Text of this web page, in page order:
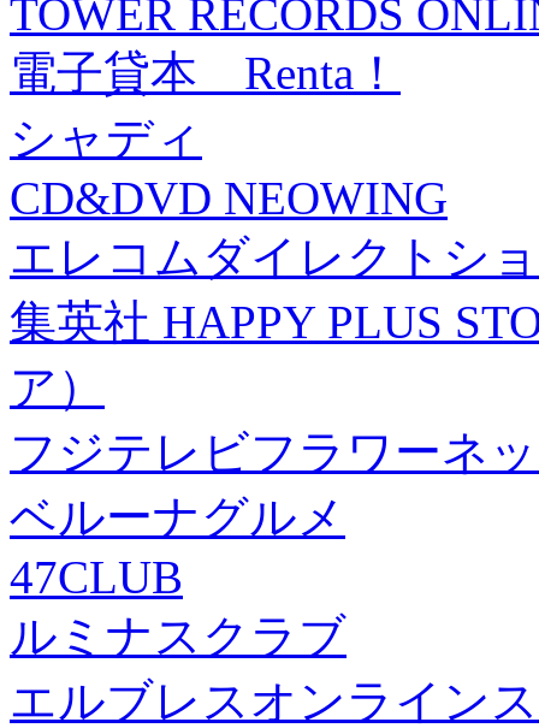
TOWER RECORDS
電子貸本 Renta！
シャディ
CD&DVD NEOWING
エレコムダイレクトシ
集英社 HAPPY PLUS
ア）
フジテレビフラワーネ
ベルーナグルメ
47CLUB
ルミナスクラブ
エルブレスオンライン